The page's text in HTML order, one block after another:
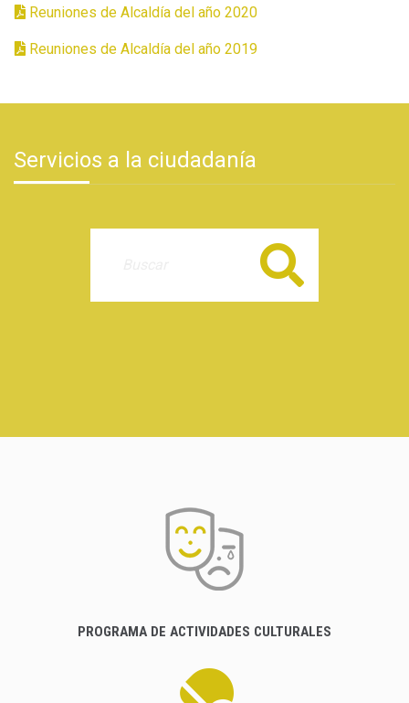
Reuniones de Alcaldía del año 2020
Reuniones de Alcaldía del año 2019
Servicios a la ciudadanía
Buscar
PROGRAMA DE ACTIVIDADES CULTURALES